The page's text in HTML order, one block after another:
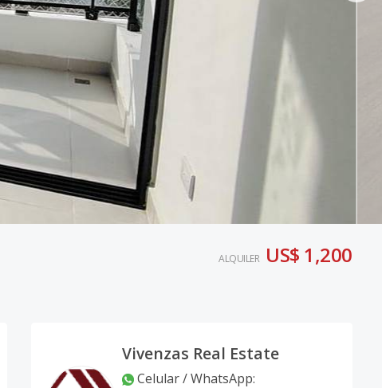
ALQUILER US$ 1,200
Vivenzas Real Estate
Celular / WhatsApp: